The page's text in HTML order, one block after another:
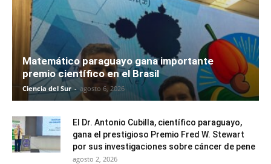
Matemático paraguayo gana importante
premio científico en el Brasil
Ciencia del Sur - agosto 6, 2026
El Dr. Antonio Cubilla, científico paraguayo,
gana el prestigioso Premio Fred W. Stewart
por sus investigaciones sobre cáncer de pene
agosto 2, 2026